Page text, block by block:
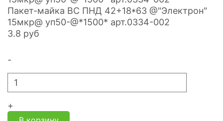
Пакет-майка ВС ПНД 42+18*63 @"Электрон"
15мкр@ уп50-@*1500* арт.0334-002
3.8 руб
-
+